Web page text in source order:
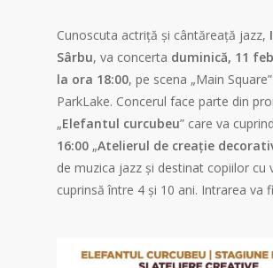
Cunoscuta actriță și cântăreață jazz,
Sârbu, va concerta duminică, 11
la ora 18:00, pe scena „Main
ParkLake. Concerul face parte din
„Elefantul curcubeu” care va
16:00 „Atelierul de creație
de muzica jazz și destinat copiilor cu
cuprinsă între 4 și 10 ani. Intrarea va